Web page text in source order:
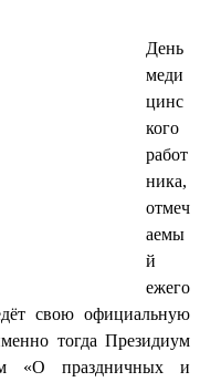
День
меди
цинс
кого
работ
ника,
отмеч
аемы
й
ежего
свою официальную
тогда Президиум
«О праздничных и